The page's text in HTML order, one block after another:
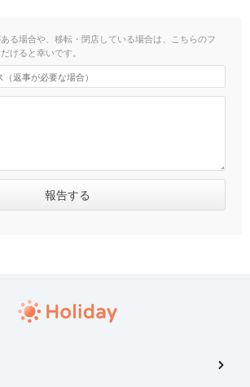
る場合や、移転・閉店している場合は、こちらのフ
けると幸いです。